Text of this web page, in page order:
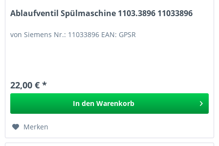
Ablaufventil Spülmaschine 1103.3896 11033896
von Siemens Nr.: 11033896 EAN: GPSR
22,00 € *
In den Warenkorb
Merken